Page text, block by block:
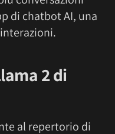
di chatbot AI, una
2 di
al repertorio di